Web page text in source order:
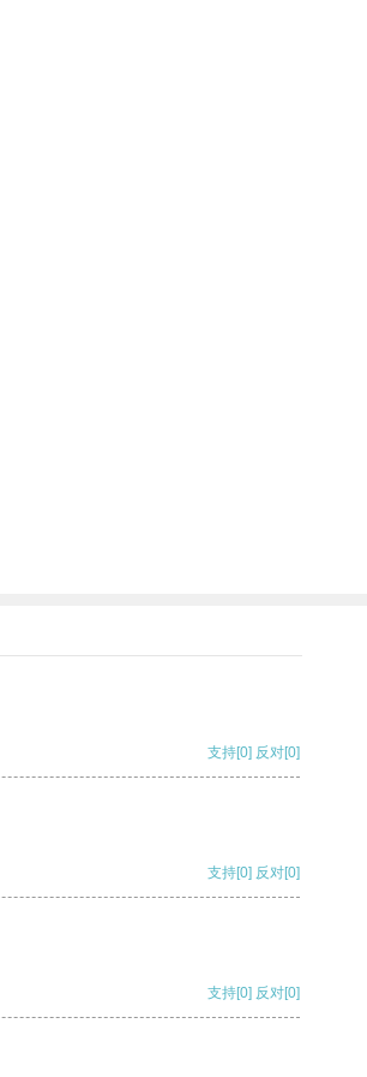
支持[0] 反对[0]
支持[0] 反对[0]
支持[0] 反对[0]